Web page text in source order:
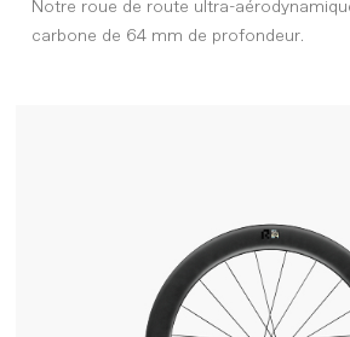
Notre roue de route ultra-
carbone de 64 mm de profondeur.